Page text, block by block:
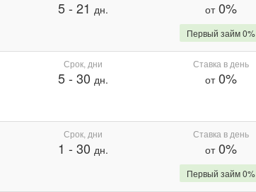
5- 21 дн. от0%
Первый займ 0%
Срок, дни
5- 30 дн.
Ставка в день
от0%
Срок, дни
1 - 30 дн.
Ставка в день
от0%
Первый займ 0%